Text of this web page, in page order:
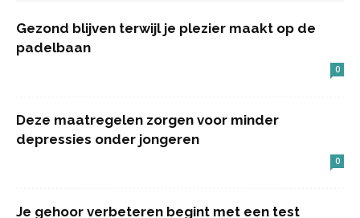
Gezond blijven terwijl je plezier maakt op de
padelbaan
0
Deze maatregelen zorgen voor minder
depressies onder jongeren
0
Je gehoor verbeteren begint met een test